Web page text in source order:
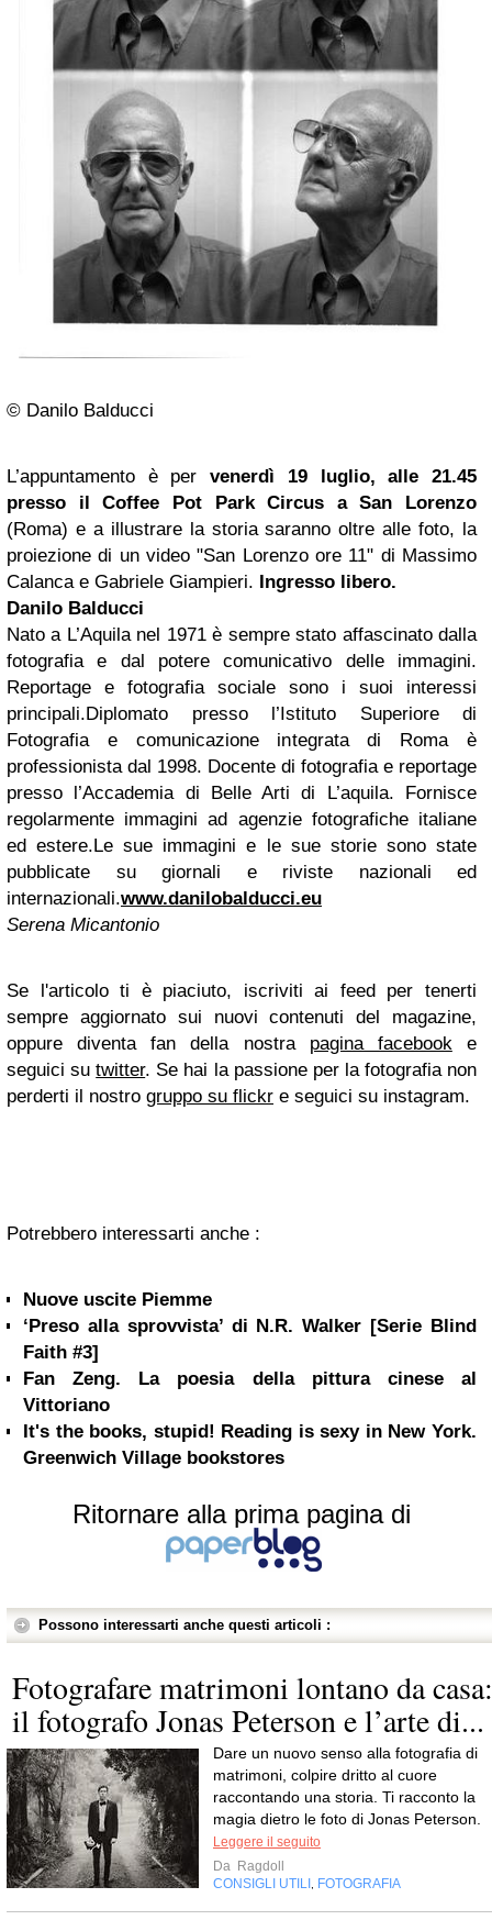
© Danilo Balducci
L’appuntamento è pervenerdì 19 luglio, alle 21.45
presso il Coffee Pot Park Circus a San Lorenzo
(Roma) e a illustrare la storia saranno oltre alle foto, la
proiezione di un video "San Lorenzo ore 11" di Massimo
Calanca e Gabriele Giampieri.
Ingresso libero.
Danilo Balducci
Nato a L’Aquila nel 1971 è sempre stato affascinato dalla
fotografia e dal potere comunicativo delle immagini.
Reportage e fotografia sociale sono i suoi interessi
principali.Diplomato presso l’Istituto Superiore di
Fotografia e comunicazione integrata di Roma è
professionista dal 1998. Docente di fotografia e reportage
presso l’Accademia di Belle Arti di L’aquila. Fornisce
regolarmente immagini ad agenzie fotografiche italiane
ed estere.Le sue immagini e le sue storie sono state
pubblicate su giornali e riviste nazionali ed
internazionali.www.danilobalducci.eu
Serena Micantonio
Se l'articolo ti è piaciuto, iscriviti ai feed
per tenerti
sempre aggiornato sui nuovi contenuti del magazine,
oppure diventa fan della nostra pagina facebooke
seguici sutwitter. Se hai la passione per la fotografia non
perderti il nostro gruppo su flickr e seguici su instagram.
Potrebbero interessarti anche :
Nuove uscite Piemme
‘Preso alla sprovvista’ di N.R. Walker [Serie Blind
Faith #3]
Fan Zeng. La poesia della pittura cinese al
Vittoriano
It's the books, stupid! Reading is sexy in New York.
Greenwich Village bookstores
Ritornare alla prima pagina di
Possono interessarti anche questi articoli :
Fotografare matrimoni lontano da casa:
il fotografo Jonas Peterson e l’arte di...
Dare un nuovo senso alla fotografia di
matrimoni, colpire dritto al cuore
raccontando una storia. Ti racconto la
magia dietro le foto di Jonas Peterson.
Leggere il seguito
Da Ragdoll
CONSIGLI UTILI , FOTOGRAFIA